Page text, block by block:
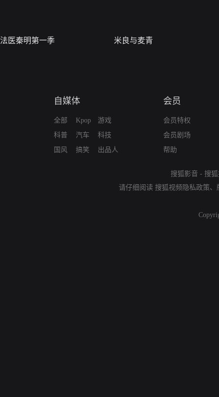
法医秦明第一季 米良与麦青
自媒体
全部
科普
国风
Kpop
汽车
搞笑
游戏
科技
出品人
会员
会员特权
会员剧场
帮助
搜狐影音 - 搜
请仔细阅读 搜狐视频隐私政策、